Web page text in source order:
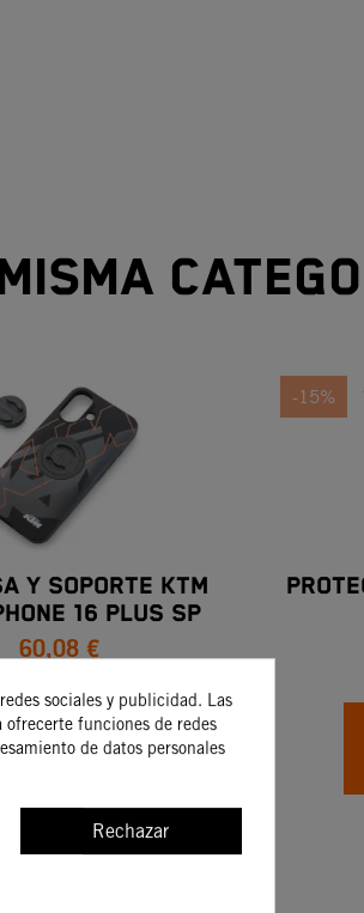
Y SOPORTE KTM
16 PLUS SP
CONNECT
60,08 €
COMPRAR
-15%
sociales y publicidad. Las
ofrecerte funciones de redes
de datos personales
Rechazar